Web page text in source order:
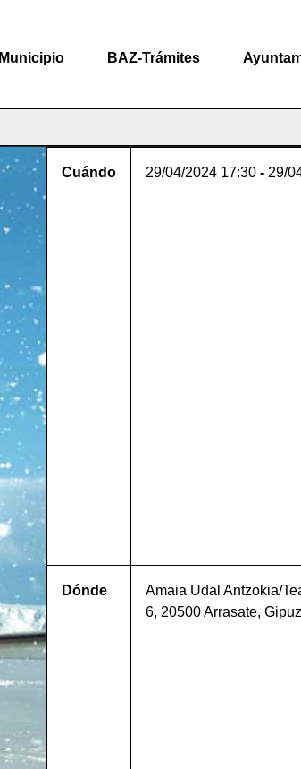
Municipio BAZ-Trámites
Cuándo 29/04/2024 17:30 - 29/
Dónde
Amaia Udal Antzokia/
6, 20500 Arrasate,